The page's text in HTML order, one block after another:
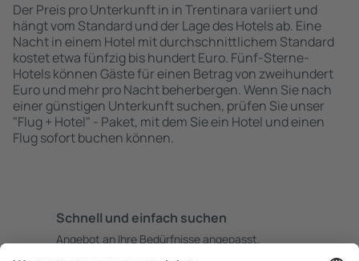
Der Preis pro Unterkunft in in Trentinara variiert und
hängt vom Standard und der Lage des Hotels ab. Eine
Nacht in einem Hotel mit durchschnittlichem Standard
kostet etwa fünfzig bis hundert Euro. Fünf-Sterne-
Hotels können Gäste für einen Betrag von zweihundert
Euro und mehr pro Nacht beherbergen. Wenn Sie nach
einer günstigen Unterkunft suchen, prüfen Sie unser
"Flug + Hotel" - Paket, mit dem Sie ein Hotel und einen
Flug sofort buchen können.
Schnell und einfach suchen
Angebot an Ihre Bedürfnisse angepasst.